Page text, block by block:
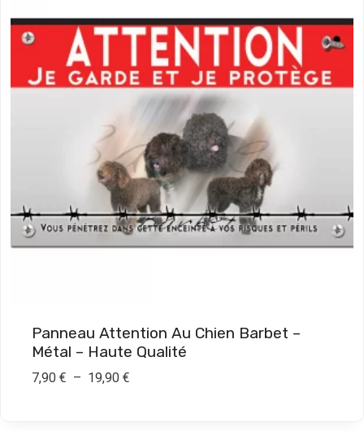
Panneau Attention Au Chien Barbet –
Métal – Haute Qualité
7,90 € – 19,90 €P